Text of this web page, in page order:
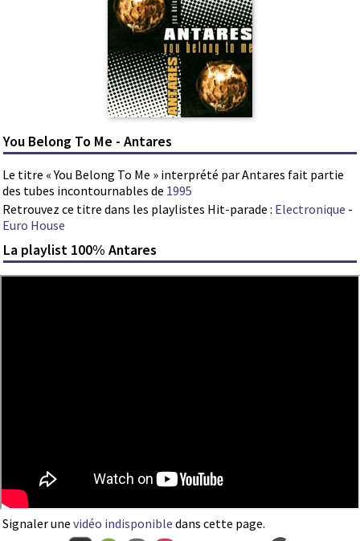
You Belong To Me - Antares
Le titre « You Belong To Me » interprété par Antares fait partie
des tubes incontournables de 1995
Retrouvez ce titre dans les playlistes Hit-parade : Electronique -
Euro House
La playlist 100% Antares
Signaler une vidéo indisponible dans cette page.